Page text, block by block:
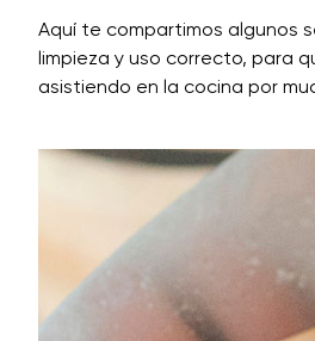
Aquí te compartimos algunos
limpieza y uso correcto, para
asistiendo en la cocina por